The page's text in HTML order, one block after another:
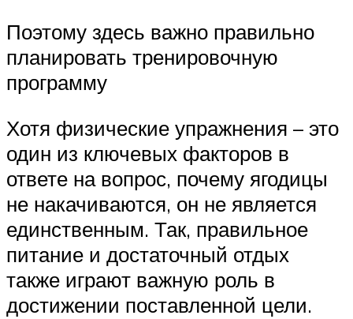
Поэтому здесь важно правильно
планировать тренировочную
программу
Хотя физические упражнения – это
один из ключевых факторов в
ответе на вопрос, почему ягодицы
не накачиваются, он не является
единственным. Так, правильное
питание и достаточный отдых
также играют важную роль в
достижении поставленной цели.